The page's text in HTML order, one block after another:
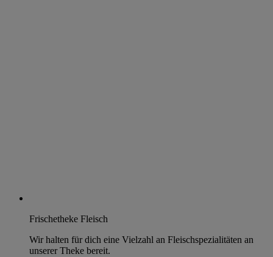
Frischetheke Fleisch
Wir halten für dich eine Vielzahl an Fleischspezialitäten an
unserer Theke bereit.